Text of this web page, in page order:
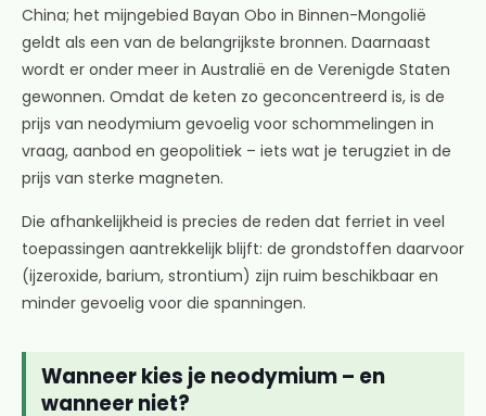
China; het mijngebied Bayan Obo in Binnen-Mongolië
geldt als een van de belangrijkste bronnen. Daarnaast
wordt er onder meer in Australië en de Verenigde Staten
gewonnen. Omdat de keten zo geconcentreerd is, is de
prijs van neodymium gevoelig voor schommelingen in
vraag, aanbod en geopolitiek – iets wat je terugziet in de
prijs van sterke magneten.
Die afhankelijkheid is precies de reden dat ferriet in veel
toepassingen aantrekkelijk blijft: de grondstoffen daarvoor
(ijzeroxide, barium, strontium) zijn ruim beschikbaar en
minder gevoelig voor die spanningen.
Wanneer kies je neodymium – en
wanneer niet?